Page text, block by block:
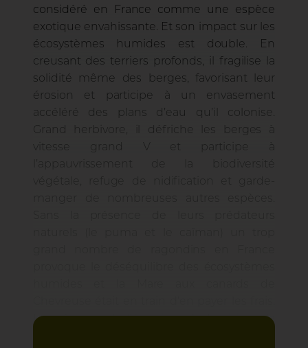
considéré en France comme une espèce
exotique envahissante. Et son impact sur les
écosystèmes humides est double. En
creusant des terriers profonds, il fragilise la
solidité même des berges, favorisant leur
érosion et participe à un envasement
accéléré des plans d’eau qu’il colonise.
Grand herbivore, il défriche les berges à
vitesse grand V et participe à
l’appauvrissement de la biodiversité
La présence de l’écrevisse de Louisiane, la